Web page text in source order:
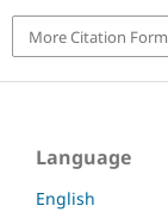
More Citation
Language
English